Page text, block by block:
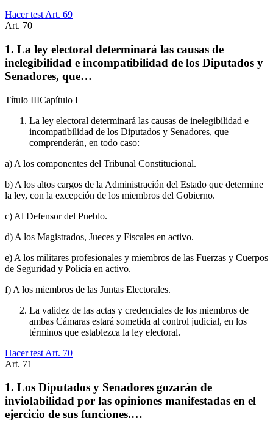
Hacer test Art. 69
Art. 70
1. La ley electoral determinará las causas de
inelegibilidad e incompatibilidad de los Diputados y
Senadores, que…
Título IIICapítulo I
La ley electoral determinará las causas de inelegibilidad e
incompatibilidad de los Diputados y Senadores, que
comprenderán, en todo caso:
a) A los componentes del Tribunal Constitucional.
b) A los altos cargos de la Administración del Estado que determine
la ley, con la excepción de los miembros del Gobierno.
c) Al Defensor del Pueblo.
d) A los Magistrados, Jueces y Fiscales en activo.
e) A los militares profesionales y miembros de las Fuerzas y Cuerpos
de Seguridad y Policía en activo.
f) A los miembros de las Juntas Electorales.
La validez de las actas y credenciales de los miembros de
ambas Cámaras estará sometida al control judicial, en los
términos que establezca la ley electoral.
Hacer test Art. 70
Art. 71
1. Los Diputados y Senadores gozarán de
inviolabilidad por las opiniones manifestadas en el
ejercicio de sus funciones.…